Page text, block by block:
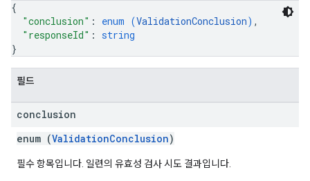
{
"conclusion" : enum (ValidationConclusion) ,
"responseId" : string
}
필드
conclusion
enum (ValidationConclusion)
필수 항목입니다. 일련의 유효성 검사 시도 결과입니다.